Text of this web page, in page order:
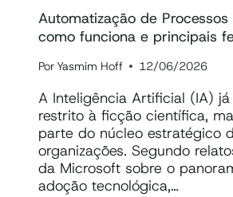
Automatização de Processos
como funciona e principais
Por Yasmim Hoff 12/06/2026
A Inteligência Artificial (IA)
restrito à ficção científica,
parte do núcleo estratégico
organizações. Segundo
da Microsoft sobre o
adoção tecnológica,…